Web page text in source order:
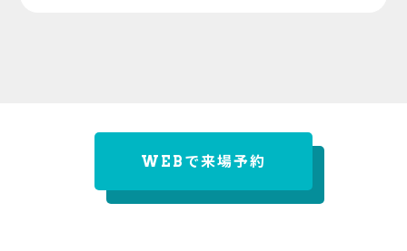
WEBで来場予約